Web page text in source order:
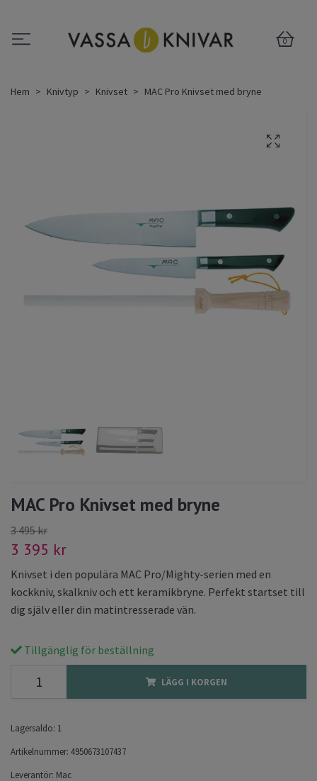
0
Hem Knivtyp Knivset MAC Pro Knivset med bryne
MAC Pro Knivset med bryne
3 495 kr
3 395 kr
Knivset i den populära MAC Pro/Mighty-serien med en
kockkniv, skalkniv och ett keramikbryne. Perfekt startset till
dig själv eller din matintresserade vän.
Tillgänglig för beställning
LÄGG I KORGEN
Lagersaldo: 1
Artikelnummer: 4950673107437
Leverantör: Mac